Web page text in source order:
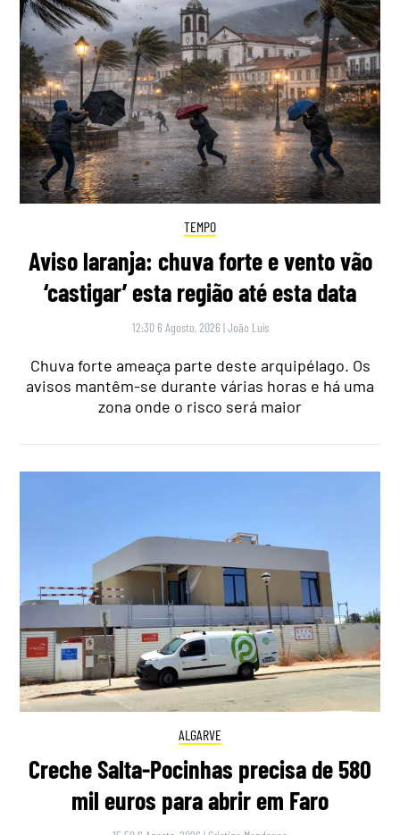
TEMPO
Aviso laranja: chuva forte e vento vão
‘castigar’ esta região até esta data
12:30 6 Agosto, 2026 |João Luís
Chuva forte ameaça parte deste arquipélago. Os
avisos mantêm-se durante várias horas e há uma
zona onde o risco será maior
ALGARVE
Creche Salta-Pocinhas precisa de 580
mil euros para abrir em Faro